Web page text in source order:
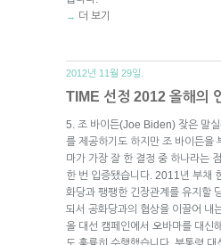
→ 더 보기
2012년 11월 29일.
TIME 선정 2012 올해의
5. 조 바이든(Joe Biden) 잦은 말실
를 제공하기도 하지만 조 바이든을
마가 가장 잘 한 결정 중 하나라는
한 번 입증됐습니다. 2011년 부채
화당과 팽팽한 긴장관계를 유지할
되서 공화당과의 협상을 이끌어 내
올 대선 캠페인에서 오바마를 대신